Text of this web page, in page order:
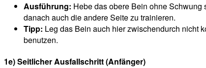
Ausführung: Hebe das obere Bein ohne
danach auch die andere Seite zu trainieren.
Tipp: Leg das Bein auch hier zwischendurch nicht
benutzen.
1e) Seitlicher Ausfallschritt (Anfänger)